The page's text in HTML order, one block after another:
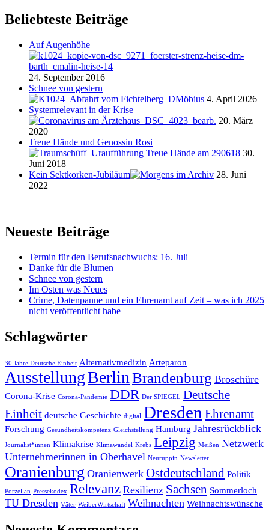
Beliebteste Beiträge
Auf Augenhöhe
24. September 2016
Schnee von gestern
4. April 2026
Systemrelevant in der Krise
20. März
2020
Treue Hände und Genossin Rosi
30.
Juni 2018
Kein Sektkorken-Jubiläum
28. Juni
2022
Neueste Beiträge
Termin für den Berufsnachwuchs: 16. Juli
Danke für die Blumen
Schnee von gestern
Im Osten was Neues
Crime, Datenpanne und ein Ehrenamt auf Zeit – was ich 2025
nicht veröffentlicht habe
Schlagwörter
30 Jahre Deutsche Einheit Alternativmedizin Arteparon
AusstellungBerlin Brandenburg Broschüre
Corona-Krise Corona-Pandemie DDR Der SPIEGEL Deutsche
Einheit deutsche Geschichte digital Dresden Ehrenamt
Forschung Gesundheitskompetenz Gleichstellung Hamburg Jahresrückblick
Journalist*innen Klimakrise Klimawandel Krebs Leipzig Meißen Netzwerk
Unternehmerinnen in Oberhavel Neuruppin Newsletter
Oranienburg Oranienwerk Ostdeutschland Politik
Porzellan Pressekodex Relevanz Resilienz Sachsen Sommerloch
TU Dresden Väter WeiberWirtschaft Weihnachten Weihnachtswünsche